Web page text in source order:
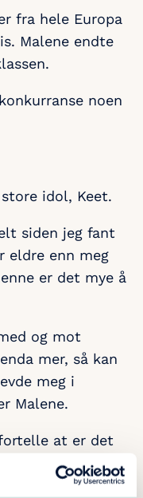
fra hele Europa
Malene endte
noen
idol, Keet.
siden jeg fant
eldre enn meg
er det mye å
og mot
mer, så kan
meg i
Malene.
at er det
er det nettopp